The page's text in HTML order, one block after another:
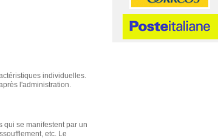
individuelles.
l'administration.
qui se manifestent par un
etc. Le